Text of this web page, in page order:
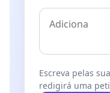
Escreva pelas
redigirá uma